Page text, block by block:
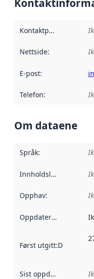
Kontaktpunkt
Nettside:
E-post:
Telefon:
Om dataene
Språk:
Innholdsleverandører :
Opphav:
Oppdateringsfrekvens
Først utgitt:Denne
Sist oppdatert